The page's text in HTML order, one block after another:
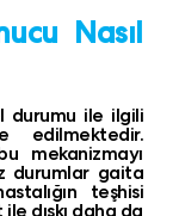
Nasıl
durumu ile ilgili
edilmektedir.
mekanizmayı
durumlar gaita
teşhisi
dışkı daha da